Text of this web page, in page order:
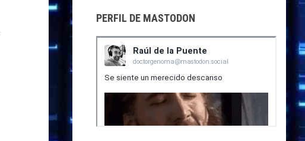
PERFIL DE MASTODON